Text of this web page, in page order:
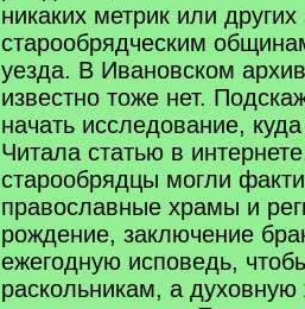
никаких метрик или
старообрядческим
уезда. В Ивановском
известно тоже нет.
начать исследование,
Читала статью в
старообрядцы могли
православные храмы и
рождение, заключение
ежегодную исповедь,
раскольникам, а духовную